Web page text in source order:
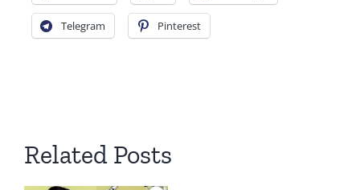
Telegram Pinterest
Related Posts